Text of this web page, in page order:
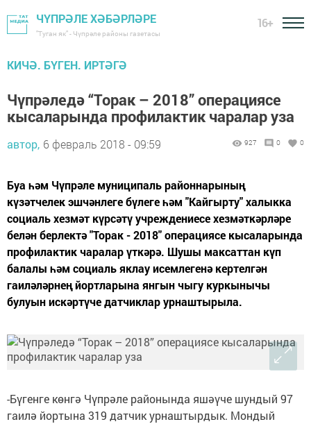
ЧҮПРӘЛЕ ХӘБӘРЛӘРЕ
"Туган як" - Чүпрәле районы газетасы
16+
КИЧӘ. БҮГЕН. ИРТӘГӘ
Чүпрәледә “Торак – 2018” операциясе
кысаларында профилактик чаралар уза
автор, 6 февраль 2018 - 09:59 927 0 0
Буа һәм Чүпрәле муниципаль районнарының
күзәтчелек эшчәнлеге бүлеге һәм "Кайгырту" халыкка
социаль хезмәт күрсәтү учреждениесе хезмәткәрләре
белән берлектә "Торак - 2018" операциясе кысаларында
профилактик чаралар үткәрә. Шушы максаттан күп
балалы һәм социаль яклау исемлегенә кертелгән
гаиләләрнең йортларына янгын чыгу куркынычы
булуын искәртүче датчиклар урнаштырыла.
-Бүгенге көнгә Чүпрәле районында яшәүче шундый 97
гаилә йортына 319 датчик урнаштырдык. Мондый